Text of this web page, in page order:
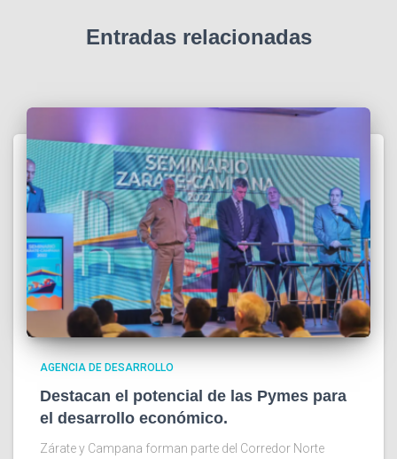
Entradas relacionadas
AGENCIA DE DESARROLLO
Destacan el potencial de las Pymes para
el desarrollo económico.
Zárate y Campana forman parte del Corredor Norte